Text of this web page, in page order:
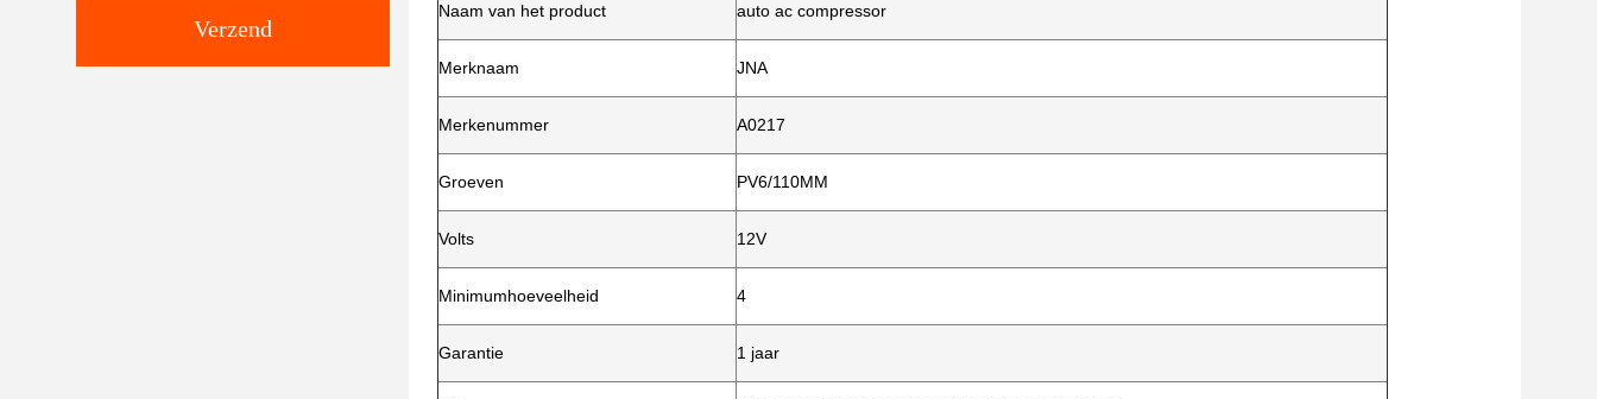
Verzend
Naam van het product auto ac compressor
Merknaam JNA
Merkenummer A0217
Groeven PV6/110MM
Volts 12V
Minimumhoeveelheid 4
Garantie 1 jaar